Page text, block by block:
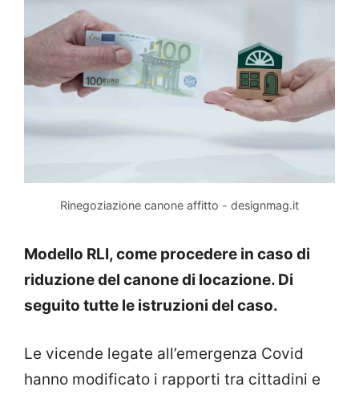
Rinegoziazione canone affitto - designmag.it
Modello RLI, come procedere in caso di
riduzione del canone di locazione. Di
seguito tutte le istruzioni del caso.
Le vicende legate all’emergenza Covid
hanno modificato i rapporti tra cittadini e